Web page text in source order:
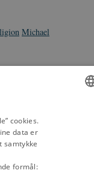
Michael
cookies.
data er
samtykke
formål: